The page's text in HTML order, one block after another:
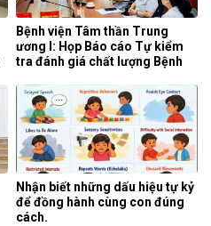
Bệnh viện Tâm thần Trung
ương I: Họp Báo cáo Tự kiểm
tra đánh giá chất lượng Bệnh
Nhận biết những dấu hiệu tự kỷ
để đồng hành cùng con đúng
cách.